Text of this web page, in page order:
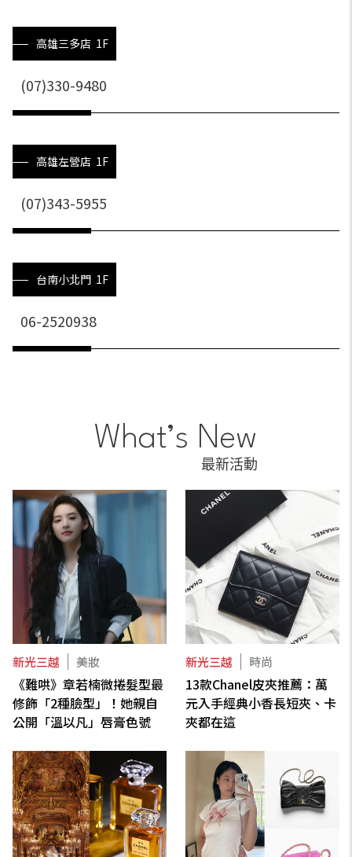
高雄三多店 1F
(07)330-9480
高雄左營店 1F
(07)343-5955
台南小北門 1F
06-2520938
What’s New
最新活動
新光三越 美妝
《難哄》章若楠微捲髮型最
修飾「2種臉型」！她親自
公開「溫以凡」唇膏色號
新光三越 時尚
13款Chanel皮夾推薦：萬
元入手經典小香長短夾、卡
夾都在這